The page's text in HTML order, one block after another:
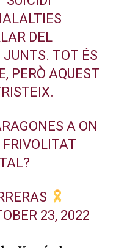
DEL
TOT ÉS
PERÒ AQUEST
A ON
FRIVOLITAT
23, 2022